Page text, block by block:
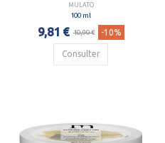
MULATO
100 ml
9,81 € 10,90 € -10%
Consulter